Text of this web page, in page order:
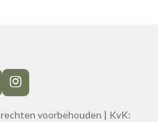
I
n
s
voorbehouden | KvK: